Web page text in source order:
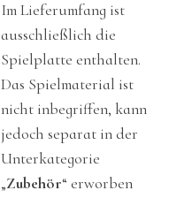
Im Lieferumfang ist
ausschließlich die
Spielplatte enthalten.
Das Spielmaterial ist
nicht inbegriffen, kann
jedoch separat in der
Unterkategorie
„Zubehör“ erworben